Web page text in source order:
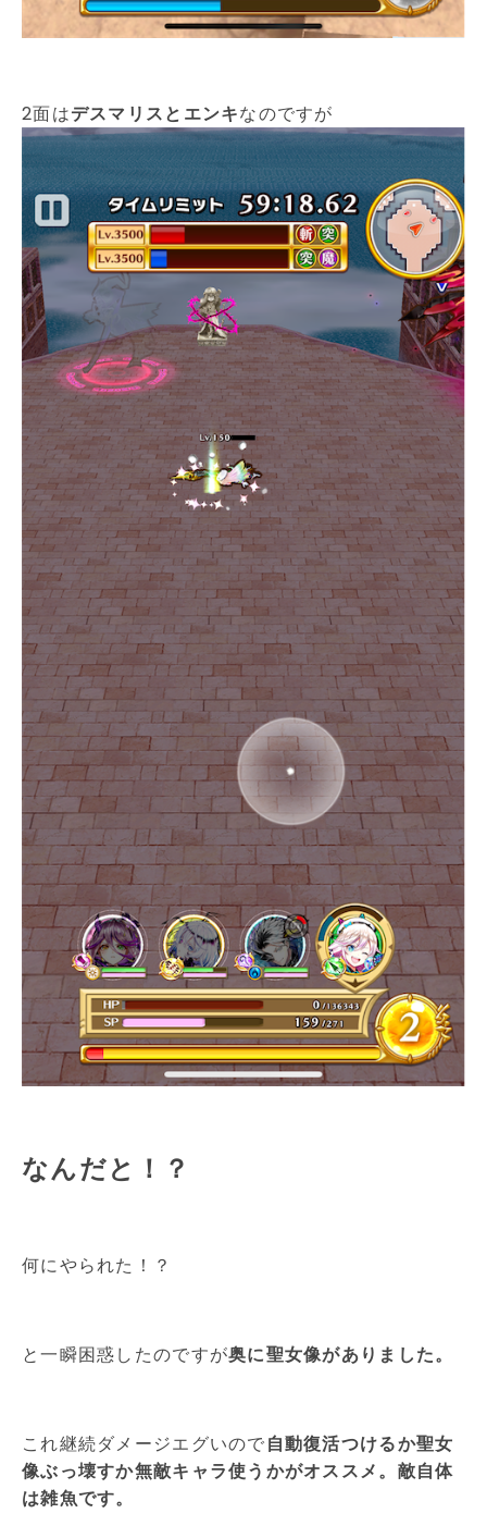
2面はデスマリスとエンキなのですが
なんだと！？
何にやられた！？
と一瞬困惑したのですが奥に聖女像がありました。
これ継続ダメージエグいので自動復活つけるか聖女
像ぶっ壊すか無敵キャラ使うかがオススメ。敵自体
は雑魚です。